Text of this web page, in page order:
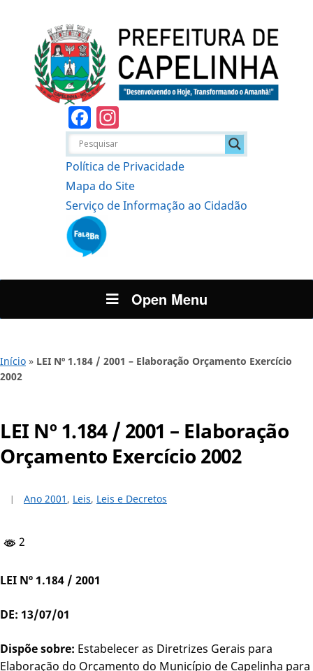
Facebook
Política de Privacidade
Mapa do Site
Serviço de Informação ao Cidadão
Open Menu
Início » LEI Nº 1.184 / 2001 – Elaboração Orçamento Exercício
2002
LEI Nº 1.184 / 2001 – Elaboração
Orçamento Exercício 2002
Ano 2001 , Leis, Leis e Decretos
2
LEI Nº 1.184 / 2001
DE: 13/07/01
Dispõe sobre: Estabelecer as Diretrizes Gerais para
Elaboração do Orçamento do Município de Capelinha para